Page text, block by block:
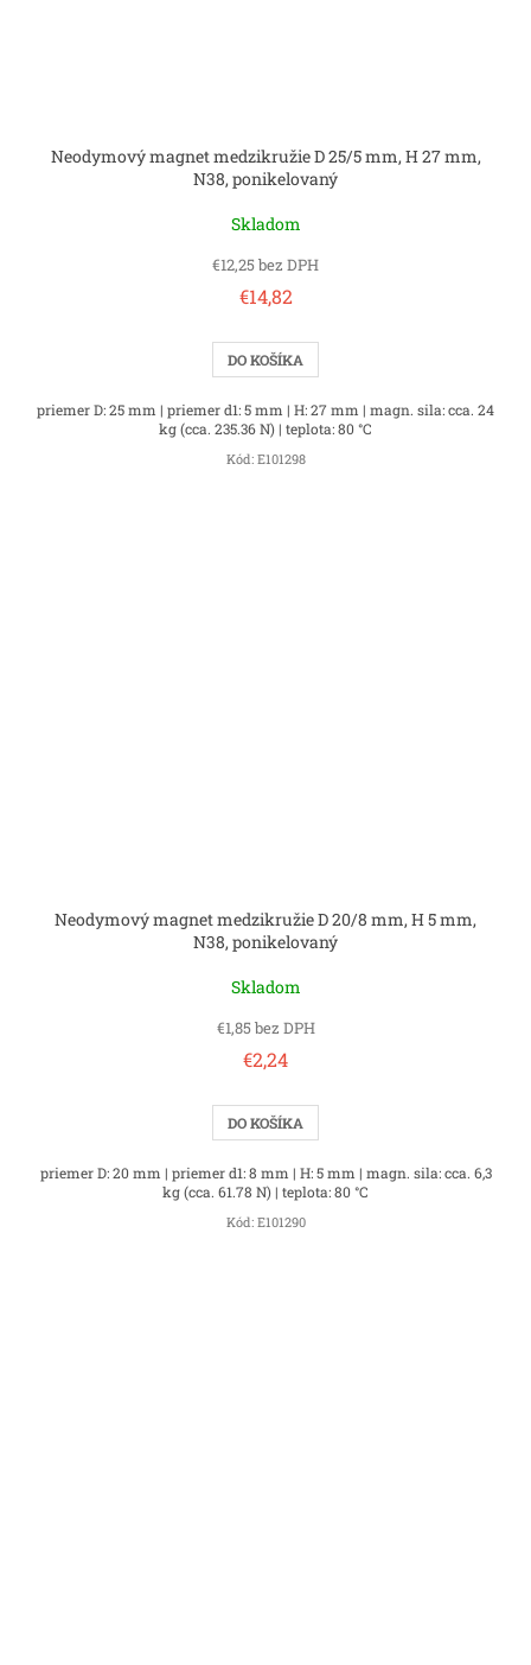
Neodymový magnet medzikružie D 25/5 mm, H 27 mm,
N38, ponikelovaný
Skladom
€12,25 bez DPH
€14,82
DO KOŠÍKA
priemer D: 25 mm | priemer d1: 5 mm | H: 27 mm | magn. sila: cca. 24
kg (cca. 235.36 N) | teplota: 80 °C
Kód: E101298
Neodymový magnet medzikružie D 20/8 mm, H 5 mm,
N38, ponikelovaný
Skladom
€1,85 bez DPH
€2,24
DO KOŠÍKA
priemer D: 20 mm | priemer d1: 8 mm | H: 5 mm | magn. sila: cca. 6,3
kg (cca. 61.78 N) | teplota: 80 °C
Kód: E101290